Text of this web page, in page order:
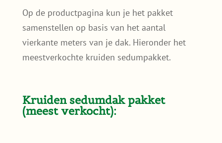
Op de productpagina kun je het pakket
samenstellen op basis van het aantal
vierkante meters van je dak. Hieronder het
meestverkochte kruiden sedumpakket.
Kruiden sedumdak pakket
(meest verkocht):